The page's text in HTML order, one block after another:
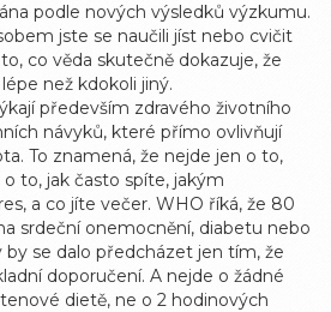
podle nových výsledků výzkumu.
jste se naučili jíst nebo cvičit
co věda skutečně dokazuje, že
než kdokoli jiný.
především zdravého životního
návyků, které přímo ovlivňují
. To znamená, že nejde jen o to,
to, jak často spíte, jakým
a co jíte večer. WHO říká, že 80
srdeční onemocnění, diabetu nebo
by se dalo předcházet jen tím, že
doporučení. A nejde o žádné
dietě, ne o 2 hodinových